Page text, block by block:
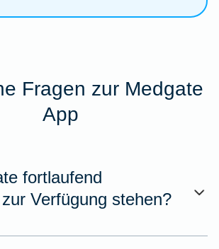
Fragen zur Medgate
App
fortlaufend
Verfügung stehen?